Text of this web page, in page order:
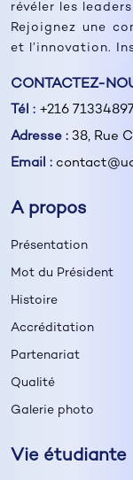
révéler les
Rejoignez une
et l’innovation.
CONTACTEZ-
Tél : +216 71334897
Adresse : 38, Rue
Email :
A propos
Présentation
Mot du Président
Histoire
Accréditation
Partenariat
Qualité
Galerie photo
Vie étudiante